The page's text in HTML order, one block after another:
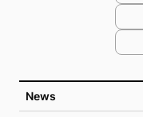
News